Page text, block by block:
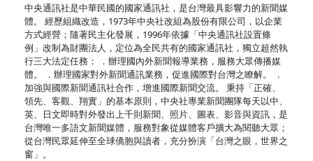
中央通訊社是中華民國的國家通訊社，是台灣最具影響力的新聞媒
體。 經歷組織改造，1973年中央社改組為股份有限公司，以企業
方式經營；隨著民主化發展，1996年依據「中央通訊社設置條
例」改制為財團法人，定位為全民共有的國家通訊社，獨立超然執
行三大法定任務： ．辦理國內外新聞報導業務，服務大眾傳播媒
體。 ．辦理國家對外新聞通訊業務，促進國際對台灣之瞭解。 ．
加強與國際新聞通訊社合作，增進國際新聞交流。 秉持「正確、
領先、客觀、翔實」的基本原則，中央社專業新聞團隊每天以中、
英、日文即時對外發出上千則新聞、照片、圖表、影音與資訊，是
台灣唯一多語文新聞媒體，服務對象從媒體客戶擴大為閱聽大眾；
從台灣民眾延伸至全球僑胞與讀者，充分扮演「台灣之眼，世界之
窗」。